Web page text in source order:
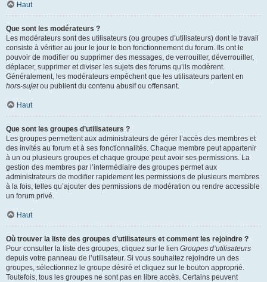
Haut
Que sont les modérateurs ?
Les modérateurs sont des utilisateurs (ou groupes d’utilisateurs) dont le travail
consiste à vérifier au jour le jour le bon fonctionnement du forum. Ils ont le
pouvoir de modifier ou supprimer des messages, de verrouiller, déverrouiller,
déplacer, supprimer et diviser les sujets des forums qu’ils modèrent.
Généralement, les modérateurs empêchent que les utilisateurs partent en
hors-sujetou publient du contenu abusif ou offensant.
Haut
Que sont les groupes d’utilisateurs ?
Les groupes permettent aux administrateurs de gérer l’accès des membres et
des invités au forum et à ses fonctionnalités. Chaque membre peut appartenir
à un ou plusieurs groupes et chaque groupe peut avoir ses permissions. La
gestion des membres par l’intermédiaire des groupes permet aux
administrateurs de modifier rapidement les permissions de plusieurs membres
à la fois, telles qu’ajouter des permissions de modération ou rendre accessible
un forum privé.
Haut
Où trouver la liste des groupes d’utilisateurs et comment les rejoindre ?
Pour consulter la liste des groupes, cliquez sur le lien Groupes d’utilisateurs
depuis votre panneau de l’utilisateur. Si vous souhaitez rejoindre un des
groupes, sélectionnez le groupe désiré et cliquez sur le bouton approprié.
Toutefois, tous les groupes ne sont pas en libre accès. Certains peuvent